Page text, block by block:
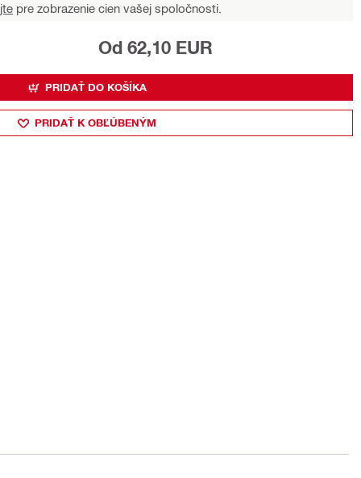
pre zobrazenie cien vašej spoločnosti.
Od 62,10 EUR
PRIDAŤ DO KOŠÍKA
PRIDAŤ K OBĽÚBENÝM